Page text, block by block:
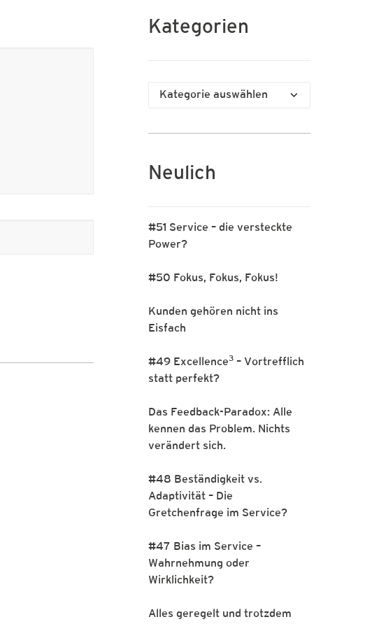
Kategorien
Kategorien
Neulich
#51 Service – die versteckte
Power?
#50 Fokus, Fokus, Fokus!
Kunden gehören nicht ins
Eisfach
#49 Excellence3 – Vortrefflich
statt perfekt?
Das Feedback-Paradox: Alle
kennen das Problem. Nichts
verändert sich.
#48 Beständigkeit vs.
Adaptivität – Die
Gretchenfrage im Service?
#47 Bias im Service –
Wahrnehmung oder
Wirklichkeit?
Alles geregelt und trotzdem